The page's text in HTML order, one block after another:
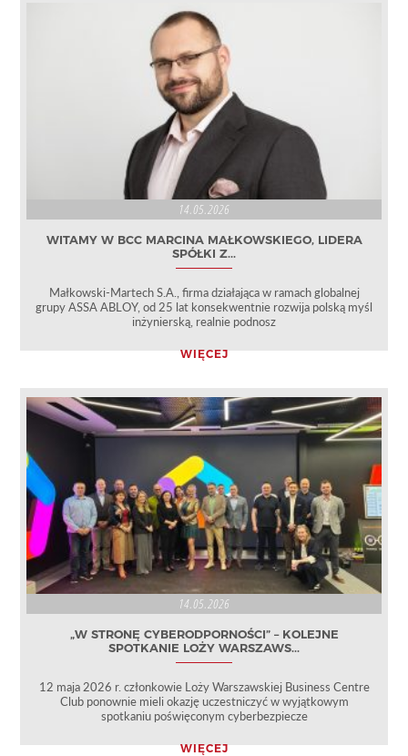
14.05.2026
WITAMY W BCC MARCINA MAŁKOWSKIEGO, LIDERA
SPÓŁKI Z...
Małkowski‑Martech S.A., firma działająca w ramach globalnej
grupy ASSA ABLOY, od 25 lat konsekwentnie rozwija polską myśl
inżynierską, realnie podnosz
WIĘCEJ
14.05.2026
„W STRONĘ CYBERODPORNOŚCI” – KOLEJNE
SPOTKANIE LOŻY WARSZAWS...
12 maja 2026 r. członkowie Loży Warszawskiej Business Centre
Club ponownie mieli okazję uczestniczyć w wyjątkowym
spotkaniu poświęconym cyberbezpiecze
WIĘCEJ